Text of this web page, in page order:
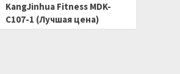
KangJinhua Fitness MDK-
C107-1 (Лучшая цена)